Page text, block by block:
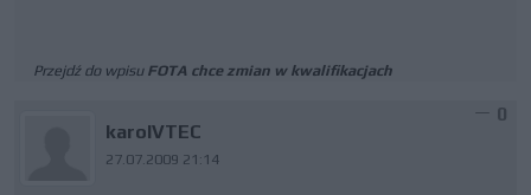
Przejdź do wpisu FOTA chce zmian w kwalifikacjach
karolVTEC
27.07.2009 21:14
0